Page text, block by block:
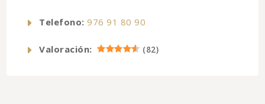
Telefono: 976 91 80 90
Valoración: (82)